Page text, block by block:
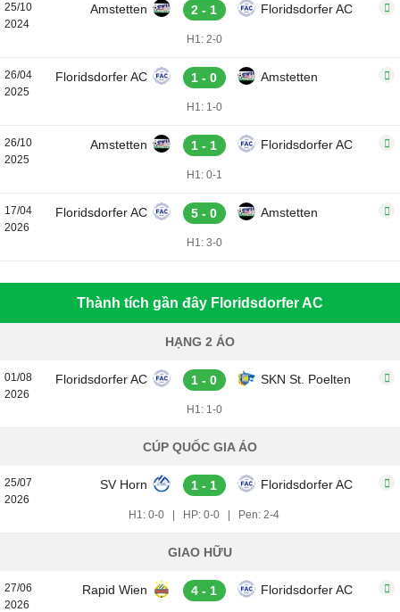
25/10
2024
Amstetten 2 - 1 Floridsdorfer AC
H1: 2-0
26/04
2025
Floridsdorfer AC 1 - 0 Amstetten
H1: 1-0
26/10
2025
Amstetten 1 - 1 Floridsdorfer AC
H1: 0-1
17/04
2026
Floridsdorfer AC 5 - 0 Amstetten
H1: 3-0
Thành tích gần đây Floridsdorfer AC
HẠNG 2 ÁO
01/08
2026
Floridsdorfer AC 1 - 0 SKN St. Poelten
H1: 1-0
CÚP QUỐC GIA ÁO
25/07
2026
SV Horn 1 - 1 Floridsdorfer AC
H1: 0-0 HP: 0-0 Pen: 2-4
GIAO HỮU
27/06
2026
Rapid Wien 4 - 1 Floridsdorfer AC